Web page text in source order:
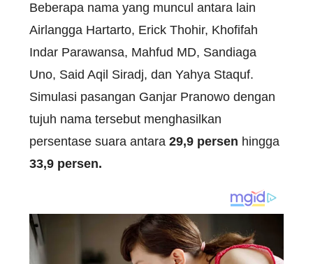
Beberapa nama yang muncul antara lain
Airlangga Hartarto, Erick Thohir, Khofifah
Indar Parawansa, Mahfud MD, Sandiaga
Uno, Said Aqil Siradj, dan Yahya Staquf.
Simulasi pasangan Ganjar Pranowo dengan
tujuh nama tersebut menghasilkan
persentase suara antara 29,9 persen hingga
33,9 persen.